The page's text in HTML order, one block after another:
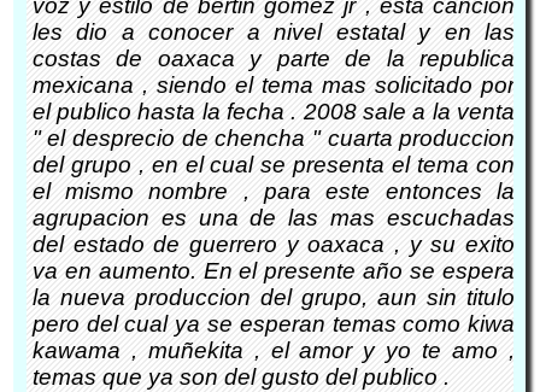
voz y estilo de bertin gomez jr , esta cancion
les dio a conocer a nivel estatal y en las
costas de oaxaca y parte de la republica
mexicana , siendo el tema mas solicitado por
el publico hasta la fecha . 2008 sale a la venta
" el desprecio de chencha " cuarta produccion
del grupo , en el cual se presenta el tema con
el mismo nombre , para este entonces la
agrupacion es una de las mas escuchadas
del estado de guerrero y oaxaca , y su exito
va en aumento. En el presente año se espera
la nueva produccion del grupo, aun sin titulo
pero del cual ya se esperan temas como kiwa
kawama , muñekita , el amor y yo te amo ,
temas que ya son del gusto del publico .